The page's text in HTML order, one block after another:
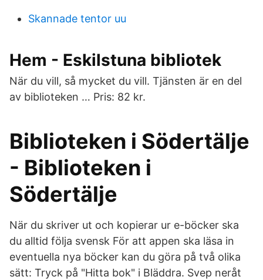
Skannade tentor uu
Hem - Eskilstuna bibliotek
När du vill, så mycket du vill. Tjänsten är en del
av biblioteken … Pris: 82 kr.
Biblioteken i Södertälje
- Biblioteken i
Södertälje
När du skriver ut och kopierar ur e-böcker ska
du alltid följa svensk För att appen ska läsa in
eventuella nya böcker kan du göra på två olika
sätt: Tryck på "Hitta bok" i Bläddra. Svep neråt